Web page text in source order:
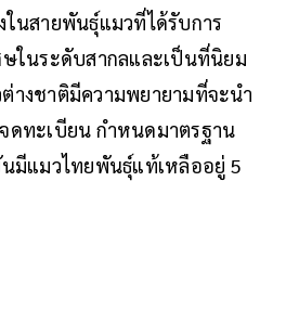
นสายพันธุ์แมวที่ได้รับการ
ในระดับสากลและเป็นที่นิยม
างชาติมีความพยายามที่จะนำ
ดทะเบียน กำหนดมาตรฐาน
มีแมวไทยพันธุ์แท้เหลืออยู่ 5